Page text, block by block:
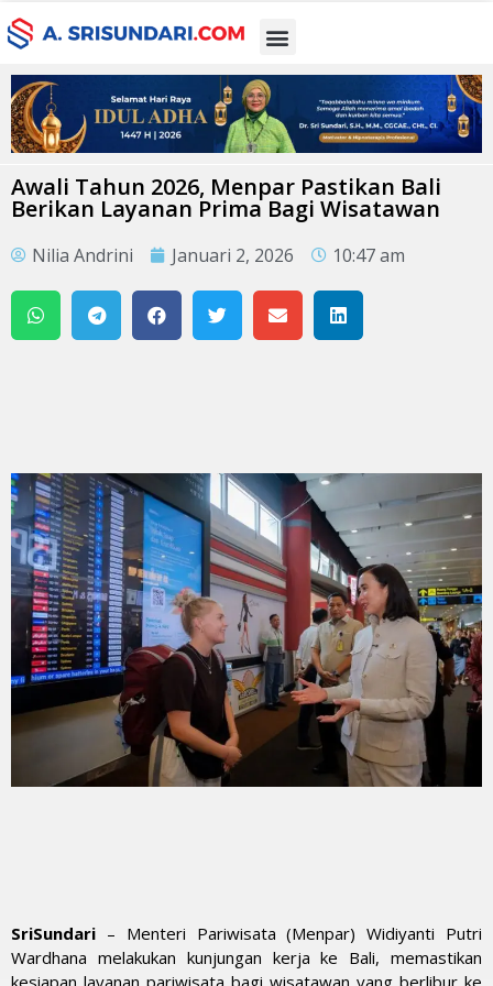
Awali Tahun 2026, Menpar Pastikan Bali
Berikan Layanan Prima Bagi Wisatawan
Nilia Andrini Januari 2, 2026 10:47 am
SriSundari – Menteri Pariwisata (Menpar) Widiyanti Putri
Wardhana melakukan kunjungan kerja ke Bali, memastikan
kesiapan layanan pariwisata bagi wisatawan yang berlibur ke